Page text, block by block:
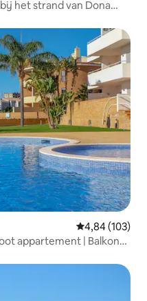
het strand van Dona
Gemiddelde
4,84 (103)
appartement | Balkon